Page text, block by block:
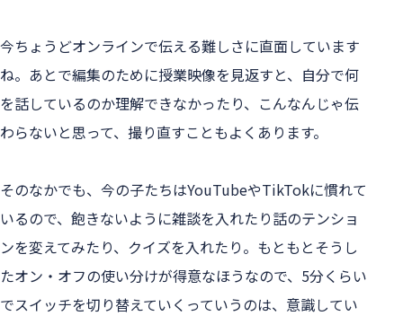
今ちょうどオンラインで伝える難しさに直面しています
ね。あとで編集のために授業映像を見返すと、自分で何
を話しているのか理解できなかったり、こんなんじゃ伝
わらないと思って、撮り直すこともよくあります。
そのなかでも、今の子たちはYouTubeやTikTokに慣れて
いるので、飽きないように雑談を入れたり話のテンショ
ンを変えてみたり、クイズを入れたり。もともとそうし
たオン・オフの使い分けが得意なほうなので、5分くらい
でスイッチを切り替えていくっていうのは、意識してい